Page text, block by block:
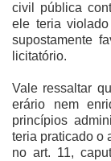
civil pública
ele teria
supostamente
licitatório.
Vale ressaltar
erário nem
princípios
teria praticado o
no art. 11,